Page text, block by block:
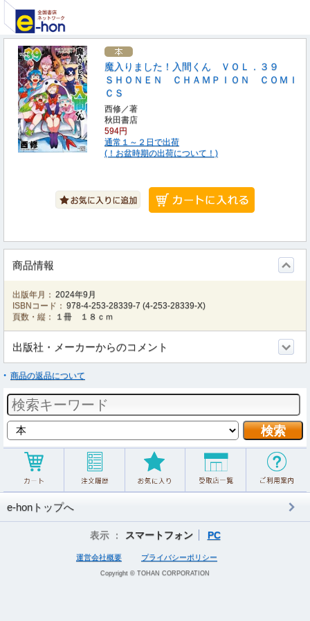
魔入りました！入間くん ＶＯＬ．３９
ＳＨＯＮＥＮ ＣＨＡＭＰＩＯＮ ＣＯＭＩ
ＣＳ
西修／著
秋田書店
594円
通常１～２日で出荷
(！お盆時期の出荷について！)
商品情報
出版年月： 2024年9月
ISBNコード： 978-4-253-28339-7 (4-253-28339-X)
頁数・縦：
１冊 １８ｃｍ
出版社・メーカーからのコメント
商品の返品について
e-honトップへ
表示 ： スマートフォン PC
運営会社概要 プライバシーポリシー
Copyright © TOHAN CORPORATION